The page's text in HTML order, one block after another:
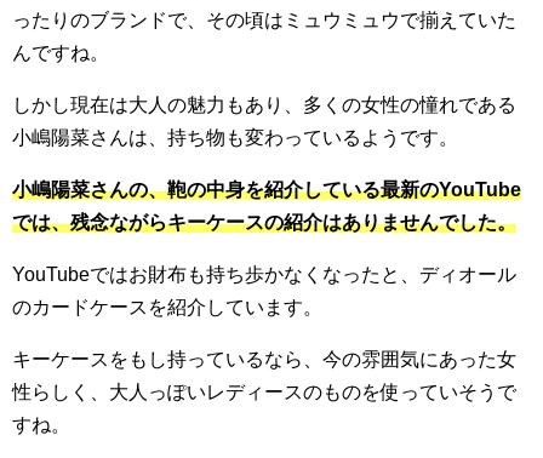
ったりのブランドで、その頃はミュウミュウで揃えていた
んですね。
しかし現在は大人の魅力もあり、多くの女性の憧れである
小嶋陽菜さんは、持ち物も変わっているようです。
小嶋陽菜さんの、鞄の中身を紹介している最新のYouTube
では、残念ながらキーケースの紹介はありませんでした。
YouTubeではお財布も持ち歩かなくなったと、ディオール
のカードケースを紹介しています。
キーケースをもし持っているなら、今の雰囲気にあった女
性らしく、大人っぽいレディースのものを使っていそうで
すね。